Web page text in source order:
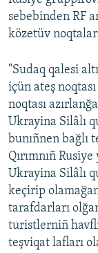
sebebinden RF
közetüv
"Sudaq qalesi
içün ateş
noqtası
Ukrayina Silâlı
bunıñnen bağlı
Qırımnıñ
Ukrayina Silâlı
keçirip
tarafdarları
turistlerniñ
teşviqat lafları